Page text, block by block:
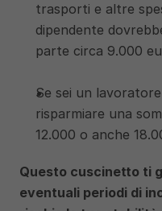
trasporti e altre
dipendente
parte circa 9.000
Se sei un
risparmiare una
12.000 o anche
Questo cuscinetto ti
eventuali periodi di